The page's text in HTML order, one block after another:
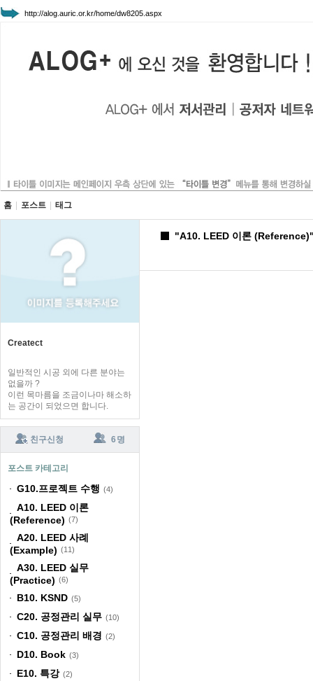
http://alog.auric.or.kr/home/dw8205.aspx
홈 포스트 태그
Createct
일반적인 시공 외에 다른 분야는
없을까 ?
이런 목마름을 조금이나마 해소하
는 공간이 되었으면 합니다.
친구신청 6 명
포스트 카테고리
G10.프로젝트 수행 (4)
A10. LEED 이론
(Reference) (7)
A20. LEED 사례
(Example) (11)
A30. LEED 실무
(Practice) (6)
B10. KSND (5)
C20. 공정관리 실무 (10)
C10. 공정관리 배경 (2)
D10. Book (3)
E10. 특강 (2)
"A10. LEED 이론 (Reference)